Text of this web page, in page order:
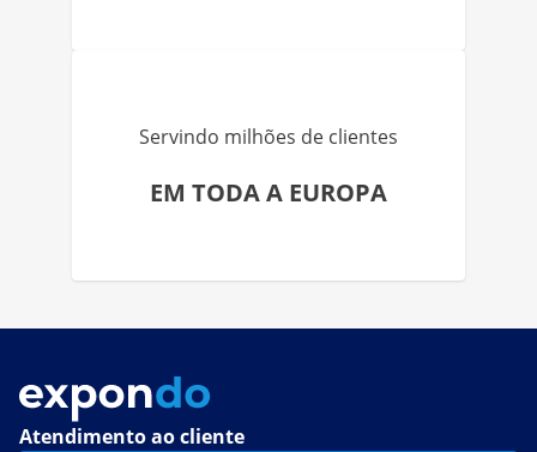
Servindo milhões de clientes
EM TODA A EUROPA
Atendimento ao cliente